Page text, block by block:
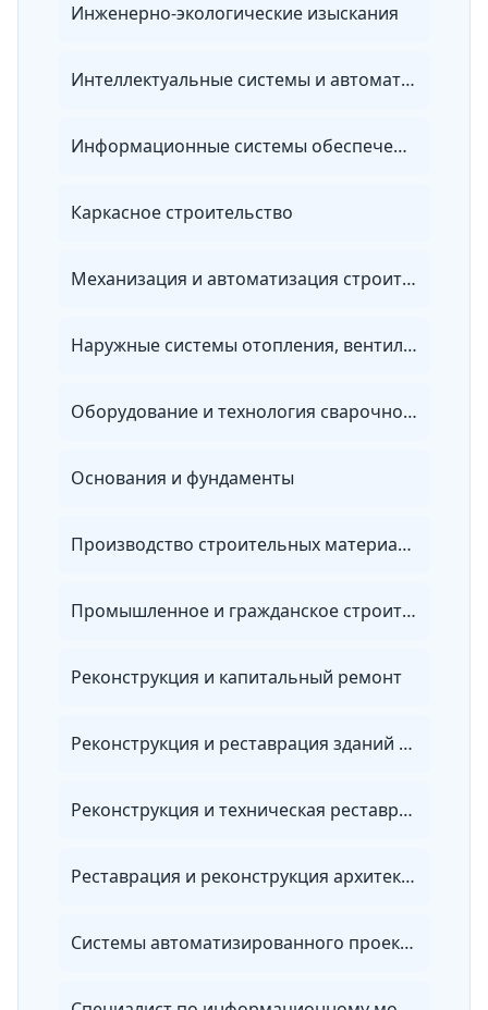
Инженерно-экологические изыскания
Интеллектуальные системы и автоматика в строительстве
Информационные системы обеспечения градостроительной деятельности
Каркасное строительство
Механизация и автоматизация строительства
Наружные системы отопления, вентиляции и водоснабжения
Оборудование и технология сварочного производства
Основания и фундаменты
Производство строительных материалов
Промышленное и гражданское строительство
Реконструкция и капитальный ремонт
Реконструкция и реставрация зданий и сооружений
Реконструкция и техническая реставрация зданий и сооружений
Реставрация и реконструкция архитектурного наследия
Системы автоматизированного проектирования